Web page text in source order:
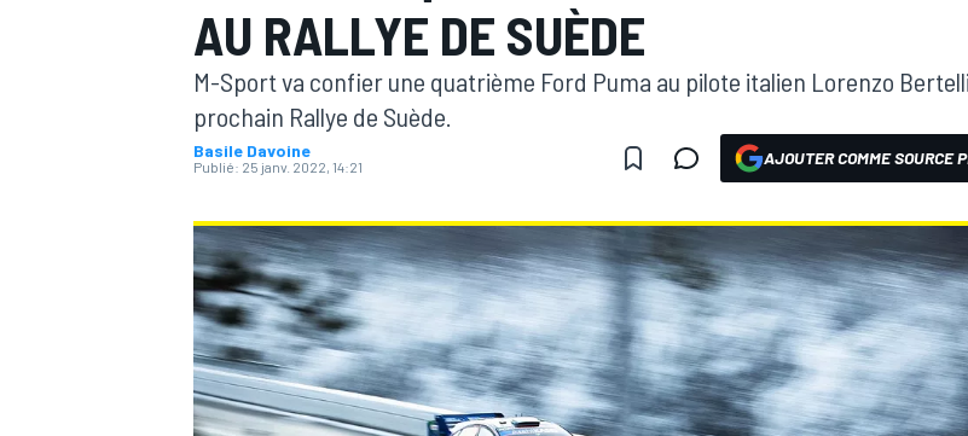
AU RALLYE DE SUÈDE
M-Sport va confier une quatrième Ford Puma au pilote italien Lorenzo
prochain Rallye de Suède.
Basile Davoine
Publié: 25 janv. 2022, 14:21 AJOUTER COMME SOURCE